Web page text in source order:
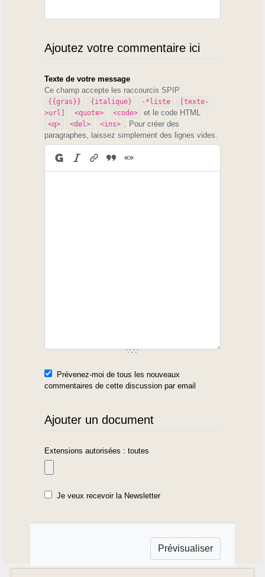
Ajoutez votre commentaire ici
Texte de votre message
Ce champ accepte les raccourcis SPIP
{{gras}} {italique} -*liste
[texte-
>url]
<quote> <code> et le code HTML
<q> <del> <ins>
. Pour créer des
paragraphes, laissez simplement des lignes vides.
Prévenez-moi de tous les nouveaux
commentaires de cette discussion par email
Ajouter un document
Extensions autorisées : toutes
Je veux recevoir la Newsletter